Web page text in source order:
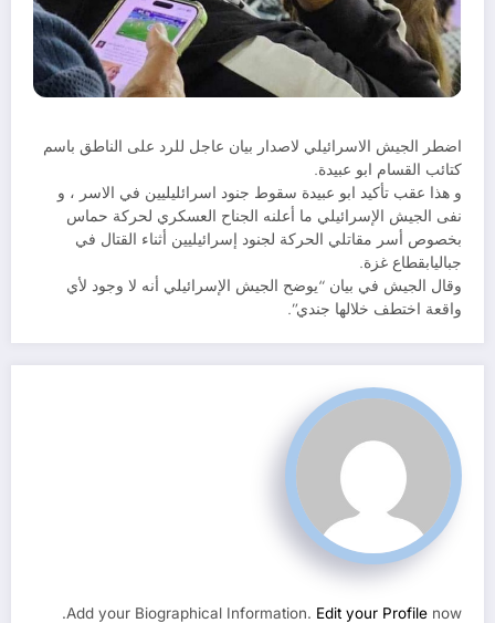
اضطر الجيش الاسرائيلي لاصدار بيان عاجل للرد على الناطق باسم
كتائب القسام ابو عبيدة.
و هذا عقب تأكيد ابو عبيدة سقوط جنود اسرائليليين في الاسر ، و
نفى الجيش الإسرائيلي ما أعلنه الجناح العسكري لحركة حماس
بخصوص أسر مقاتلي الحركة لجنود إسرائيليين أثناء القتال في
جباليابقطاع غزة.
وقال الجيش في بيان “يوضح الجيش الإسرائيلي أنه لا وجود لأي
واقعة اختطف خلالها جندي”.
Add your Biographical Information. Edit your Profile now.